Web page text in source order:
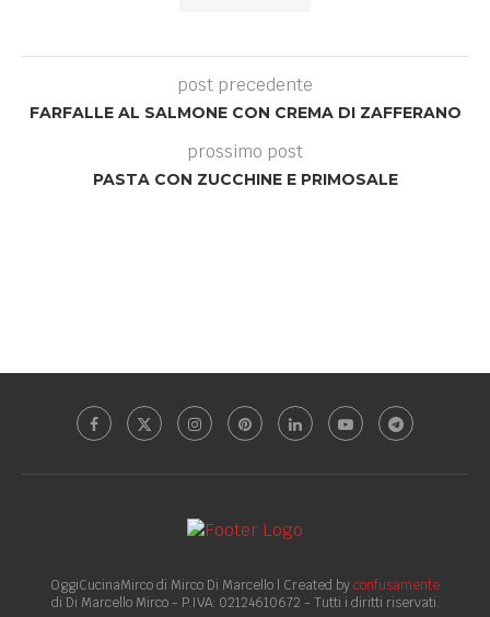
post precedente
FARFALLE AL SALMONE CON CREMA DI ZAFFERANO
prossimo post
PASTA CON ZUCCHINE E PRIMOSALE
OggiCucinaMirco di Mirco Di Marcello | Created byconfusamente
di Di Marcello Mirco - P.IVA: 02124610672 - Tutti i diritti riservati.